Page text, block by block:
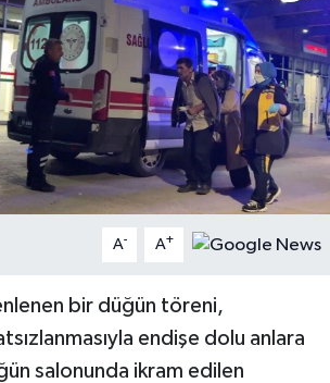
A- A+
bir düğün töreni,
endişe dolu anlara
salonunda ikram edilen